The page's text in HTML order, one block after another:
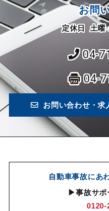
お問
定休日 土曜
04-
04-
お問い合わせ・求
自動車事故にあ
▶事故サポ
0120-